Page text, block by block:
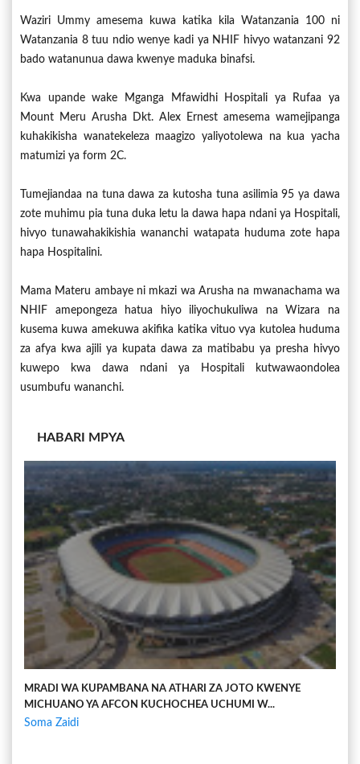
Waziri Ummy amesema kuwa katika kila Watanzania 100 ni
Watanzania 8 tuu ndio wenye kadi ya NHIF hivyo watanzani 92
bado watanunua dawa kwenye maduka binafsi.
Kwa upande wake Mganga Mfawidhi Hospitali ya Rufaa ya
Mount Meru Arusha Dkt. Alex Ernest amesema wamejipanga
kuhakikisha wanatekeleza maagizo yaliyotolewa na kua yacha
matumizi ya form 2C.
Tumejiandaa na tuna dawa za kutosha tuna asilimia 95 ya dawa
zote muhimu pia tuna duka letu la dawa hapa ndani ya Hospitali,
hivyo tunawahakikishia wananchi watapata huduma zote hapa
hapa Hospitalini.
Mama Materu ambaye ni mkazi wa Arusha na mwanachama wa
NHIF amepongeza hatua hiyo iliyochukuliwa na Wizara na
kusema kuwa amekuwa akifika katika vituo vya kutolea huduma
za afya kwa ajili ya kupata dawa za matibabu ya presha hivyo
kuwepo kwa dawa ndani ya Hospitali kutwawaondolea
usumbufu wananchi.
HABARI MPYA
MRADI WA KUPAMBANA NA ATHARI ZA JOTO KWENYE
MICHUANO YA AFCON KUCHOCHEA UCHUMI W...
Soma Zaidi